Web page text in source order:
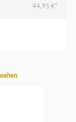
44,95 €*